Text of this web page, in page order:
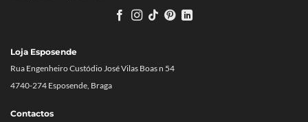
Loja Esposende
Rua Engenheiro Custódio José Vilas Boas n 54
4740-274 Esposende, Braga
Contactos